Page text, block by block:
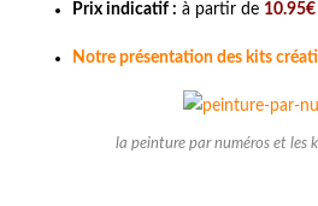
Prix indicatif : à partir de 10.95€
Notre présentation des kits
la peinture par numéros et les